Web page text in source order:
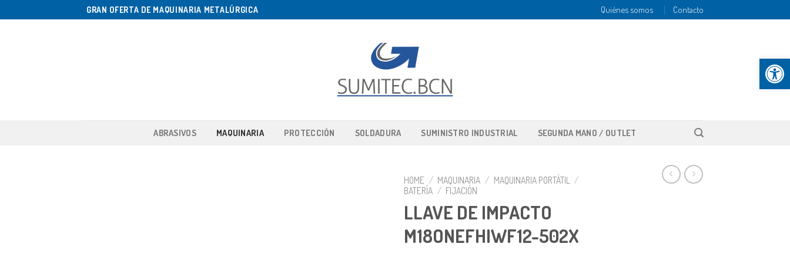
Abrir
GRAN OFERTA DE MAQUINARIA METALÚRGICA Quiénes somos Contacto
ABRASIVOS MAQUINARIA PROTECCIÓN SOLDADURA SUMINISTRO INDUSTRIAL SEGUNDA MANO / OUTLET
HOME / MAQUINARIA / MAQUINARIA PORTÁTIL /
BATERÍA / FIJACIÓN
LLAVE DE IMPACTO
M18ONEFHIWF12-502X